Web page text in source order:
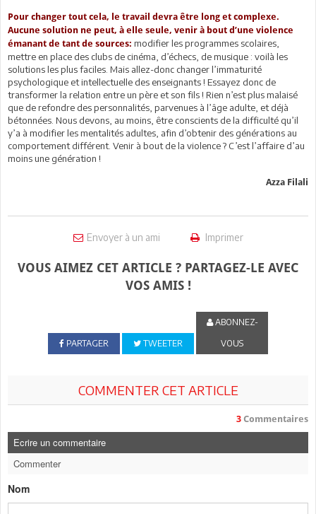
Pour changer tout cela, le travail devra être long et complexe.
Aucune solution ne peut, à elle seule, venir à bout d’une violence
émanant de tant de sources: modifier les programmes scolaires,
mettre en place des clubs de cinéma, d’échecs, de musique : voilà les
solutions les plus faciles. Mais allez-donc changer l’immaturité
psychologique et intellectuelle des enseignants ! Essayez donc de
transformer la relation entre un père et son fils ! Rien n’est plus malaisé
que de refondre des personnalités, parvenues à l’âge adulte, et déjà
bétonnées. Nous devons, au moins, être conscients de la difficulté qu’il
y’a à modifier les mentalités adultes, afin d’obtenir des générations au
comportement différent. Venir à bout de la violence ? C’est l’affaire d’au
moins une génération !
Azza Filali
Envoyer à un ami Imprimer
VOUS AIMEZ CET ARTICLE ? PARTAGEZ-LE AVEC
VOS AMIS !
PARTAGER TWEETER
ABONNEZ-
VOUS
COMMENTER CET ARTICLE
3 Commentaires
Ecrire un commentaire
Commenter
Nom